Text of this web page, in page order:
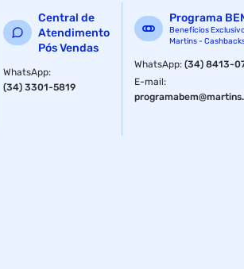
Central de
Atendimento
Pós Vendas
WhatsApp:
(34) 3301-5819
Programa
Benefícios
Martins -
WhatsApp:(34) 8413-
E-mail: